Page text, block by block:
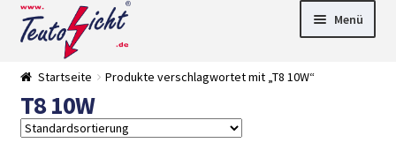
Zur
Navigation
springen
Springe
zum
Menü
►
Startseite Produkte verschlagwortet mit „T8 10W“
T8 10W